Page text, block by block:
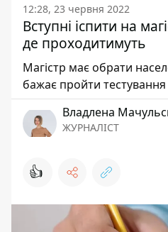
12:28, 23 червня 2022
Вступні іспити на
де проходитимуть
Магістр має обрати
бажає пройти тестування
Владлена
ЖУРНАЛІСТ
👍